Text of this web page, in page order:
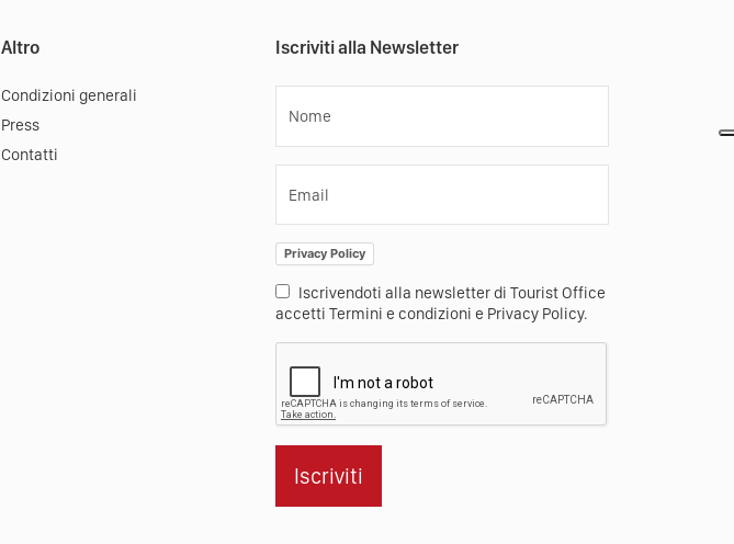
Altro
Condizioni generali
Press
Contatti
Iscriviti alla Newsletter
Nome
Email
Privacy Policy
Iscrivendoti alla newsletter di Tourist Office
accetti Termini e condizioni e Privacy Policy.
Iscriviti